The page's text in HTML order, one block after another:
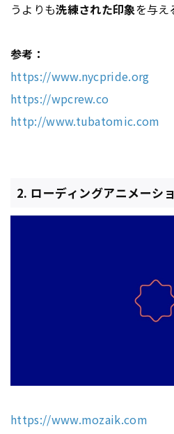
うよりも洗練された印象を与え
参考：
https://www.nycpride.org
https://wpcrew.co
http://www.tubatomic.com
2. ローディングアニメーシ
https://www.mozaik.com